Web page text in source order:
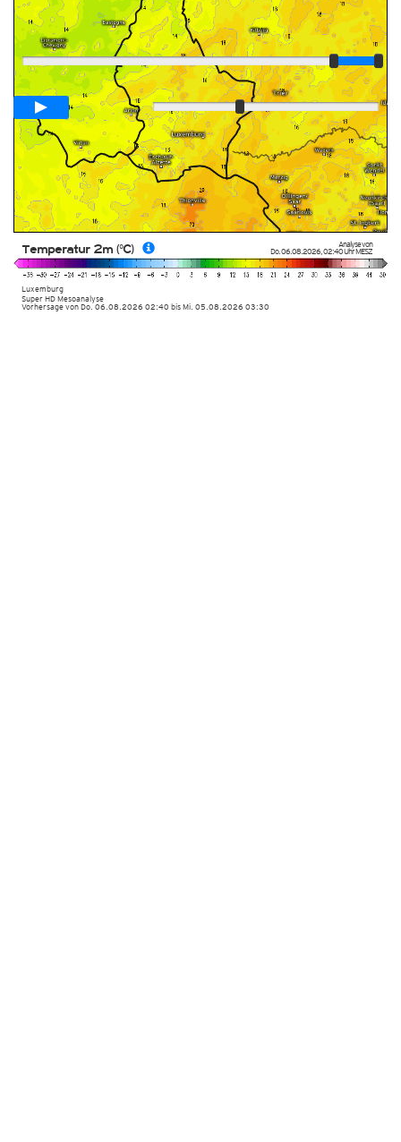
Analyse von
Do. 06.08.2026,02:40 UhrMESZ
Luxemburg
Super HD Mesoanalyse
Temperatur 2m (°C)
Vorhersage von Do. 06.08.2026 02:40 bis Mi. 05.08.2026 03:30
Player
Animationsspanne 02:00h
Schnell
Langsam